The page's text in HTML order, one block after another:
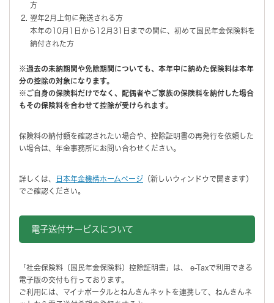
方
翌年2月上旬に発送される方
本年の10月1日から12月31日までの間に、初めて国民年金保険料を
納付された方
※過去の未納期間や免除期間についても、本年中に納めた保険料は本年
分の控除の対象になります。
※ご自身の保険料だけでなく、配偶者やご家族の保険料を納付した場合
もその保険料を合わせて控除が受けられます。
保険料の納付額を確認されたい場合や、控除証明書の再発行を依頼した
い場合は、年金事務所にお問い合わせください。
詳しくは、 日本年金機構ホームページ （新しいウィンドウで開きます）
でご確認ください。
電子送付サービスについて
「社会保険料（国民年金保険料）控除証明書」は、 e-Taxで利用できる
電子版の交付も行っております。
ご利用には、マイナポータルとねんきんネットを連携して、ねんきんネ